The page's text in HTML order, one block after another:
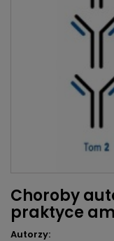
Choroby
praktyce
Autorzy: